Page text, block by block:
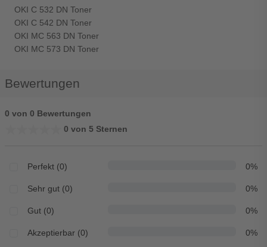
OKI C 532 DN Toner
OKI C 542 DN Toner
OKI MC 563 DN Toner
OKI MC 573 DN Toner
Bewertungen
0 von 0 Bewertungen
0 von 5 Sternen
Perfekt (0) 0%
Sehr gut (0) 0%
Gut (0) 0%
Akzeptierbar (0) 0%